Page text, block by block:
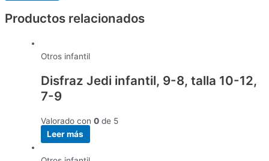
Productos relacionados
Otros infantil
Disfraz Jedi infantil, 9-8, talla 10-12,
7-9
Valorado con 0 de 5
Leer más